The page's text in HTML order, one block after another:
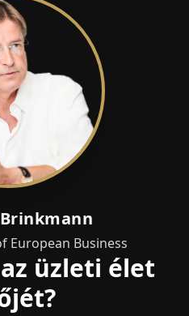
European Business
üzleti élet